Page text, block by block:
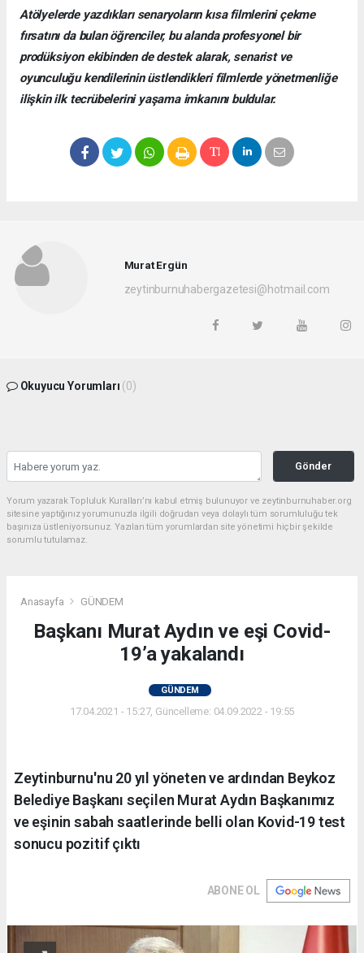
Atölyelerde yazdıkları senaryoların kısa filmlerini çekme
fırsatını da bulan öğrenciler, bu alanda profesyonel bir
prodüksiyon ekibinden de destek alarak, senarist ve
oyunculuğu kendilerinin üstlendikleri filmlerde yönetmenliğe
ilişkin ilk tecrübelerini yaşama imkanını buldular.
Murat Ergün
zeytinburnuhabergazetesi@hotmail.com
Okuyucu Yorumları (0)
Gönder
Yorum yazarak Topluluk Kuralları’nı kabul etmiş bulunuyor ve zeytinburnuhaber.org
sitesine yaptığınız yorumunuzla ilgili doğrudan veya dolaylı tüm sorumluluğu tek
başınıza üstleniyorsunuz. Yazılan tüm yorumlardan site yönetimi hiçbir şekilde
sorumlu tutulamaz.
Anasayfa GÜNDEM
Başkanı Murat Aydın ve eşi Covid-
19’a yakalandı
GÜNDEM
17.04.2021 - 15:27, Güncelleme: 04.09.2022 - 19:55
Zeytinburnu'nu 20 yıl yöneten ve ardından Beykoz
Belediye Başkanı seçilen Murat Aydın Başkanımız
ve eşinin sabah saatlerinde belli olan Kovid-19 test
sonucu pozitif çıktı
ABONE OL